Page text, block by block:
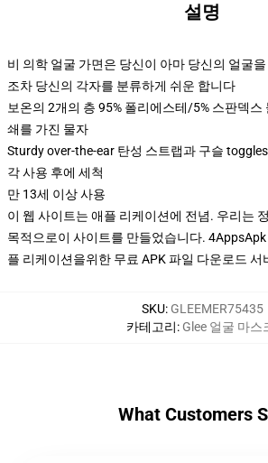
설명
비 의학 얼굴 가면은 당신이 아마 당신의 얼굴
조차 당신의 각자를 분류하게 쉬운 합니다
보온의 2개의 층 95% 폴리에스테/5% 스판덱스
쇄를 가진 물자
Sturdy over-the-ear 탄성 스트랩과 구슬
각 사용 후에 세척
만 13세 이상 사용
이 웹 사이트는 애플 리케이션에 전념. 우리는
목적으로이 사이트를 만들었습니다.
플 리케이션을위한 무료 APK 파일 다운로드 서
SKU: GLEEMER75435
카테고리: Glee 얼굴 마스
What Customers